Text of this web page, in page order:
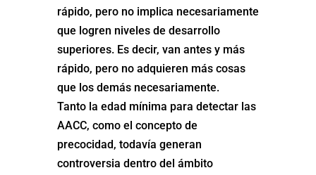
rápido, pero no implica necesariamente
que logren niveles de desarrollo
superiores. Es decir, van antes y más
rápido, pero no adquieren más cosas
que los demás necesariamente.
Tanto la edad mínima para detectar las
AACC, como el concepto de
precocidad, todavía generan
controversia dentro del ámbito